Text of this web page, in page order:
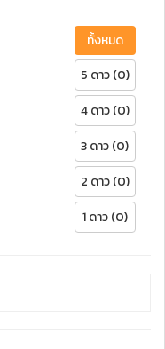
ทั้งหมด
5 ดาว (0)
4 ดาว (0)
3 ดาว (0)
2 ดาว (0)
1 ดาว (0)